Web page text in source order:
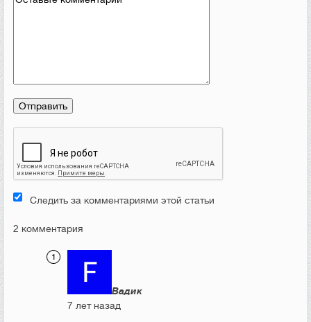
Следить за комментариями этой статьи
2 комментария
Вадик
7 лет назад